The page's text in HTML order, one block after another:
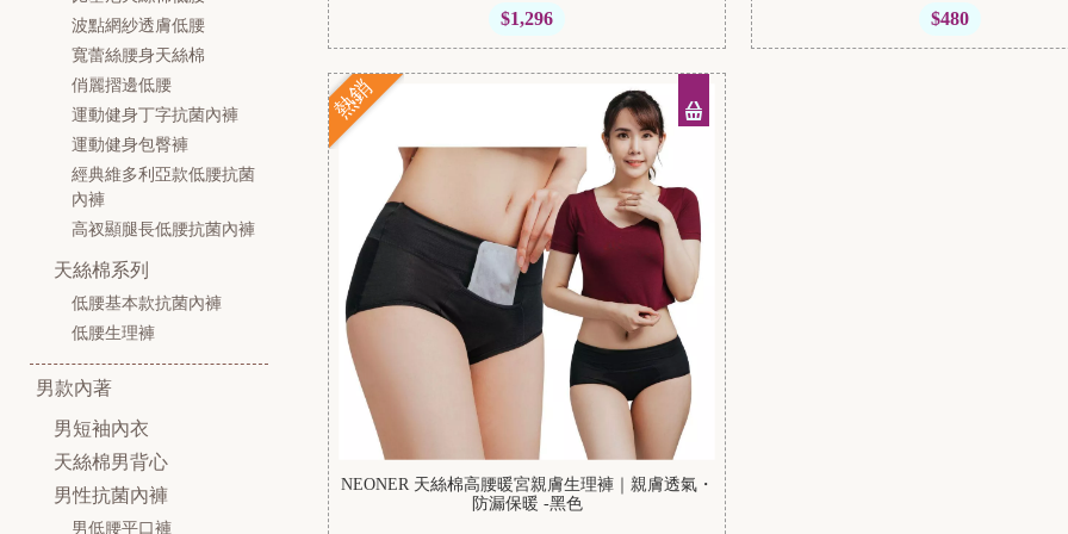
波點網紗透膚低腰
寬蕾絲腰身天絲棉
俏麗摺邊低腰
運動健身丁字抗菌內褲
運動健身包臀褲
經典維多利亞款低腰抗菌
內褲
高衩顯腿長低腰抗菌內褲
天絲棉系列
低腰基本款抗菌內褲
低腰生理褲
男款內著
男短袖內衣
天絲棉男背心
男性抗菌內褲
男低腰平口褲
$1,296 $480
熱銷
NEONER 天絲棉高腰暖宮親膚生理褲｜親膚透氣・
防漏保暖 -黑色